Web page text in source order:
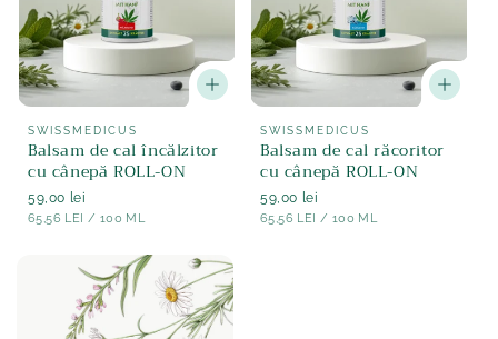
Furnizor:
SWISSMEDICUS
Balsam de cal încălzitor
cu cânepă ROLL-ON
Normaler
Preis
59,00 lei
STÜCK
65,56 LEI / PE
100 ML
Furnizor:
SWISSMEDICUS
Balsam de cal răcoritor
cu cânepă ROLL-ON
Normaler
Preis
59,00 lei
STÜCK
65,56 LEI / PE
100 ML